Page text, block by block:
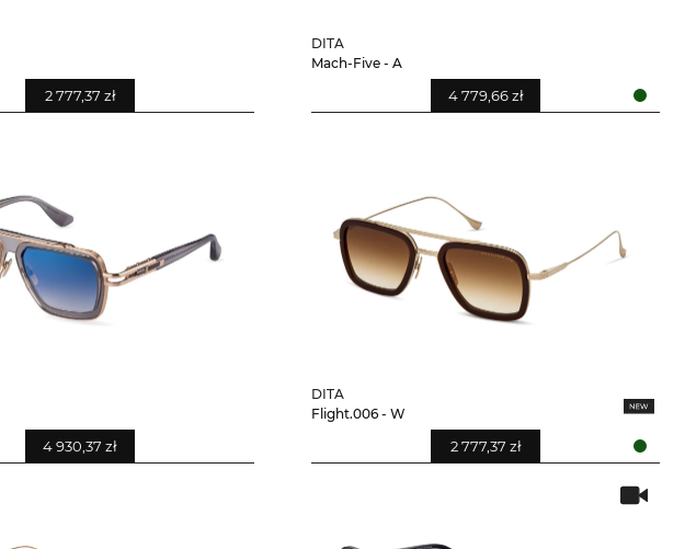
2 777,37 zł
DITA
Mach-Five - A
4 779,66 zł
4 930,37 zł
DITA
Flight.006 - W
2 777,37 zł